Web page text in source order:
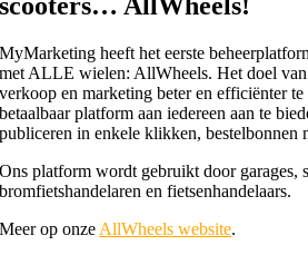
MyMarketing heeft het eerste
met ALLE wielen: AllWheels. Het doel
verkoop en marketing beter en efficiënter
betaalbaar platform aan iedereen aan te
publiceren in enkele klikken, bestelbonnen
Ons platform wordt gebruikt door garages,
bromfietshandelaren en fietsenhandelaars.
Meer op onze AllWheels website.